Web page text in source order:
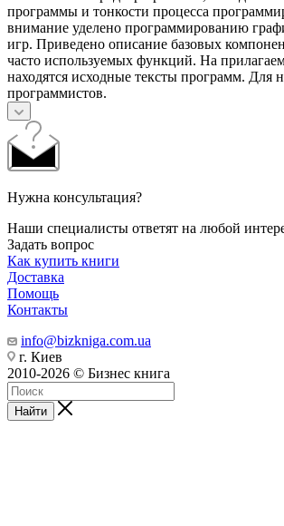
программы и тонкости процесса
внимание уделено программированию
игр. Приведено описание базовых
часто используемых функций. На
находятся исходные тексты программ. Для
программистов.
Нужна консультация?
Наши специалисты ответят на любой
Задать вопрос
Как купить книги
Доставка
Помощь
Контакты
info@bizkniga.com.ua
г. Киев
2010-2026 © Бизнес книга
Найти